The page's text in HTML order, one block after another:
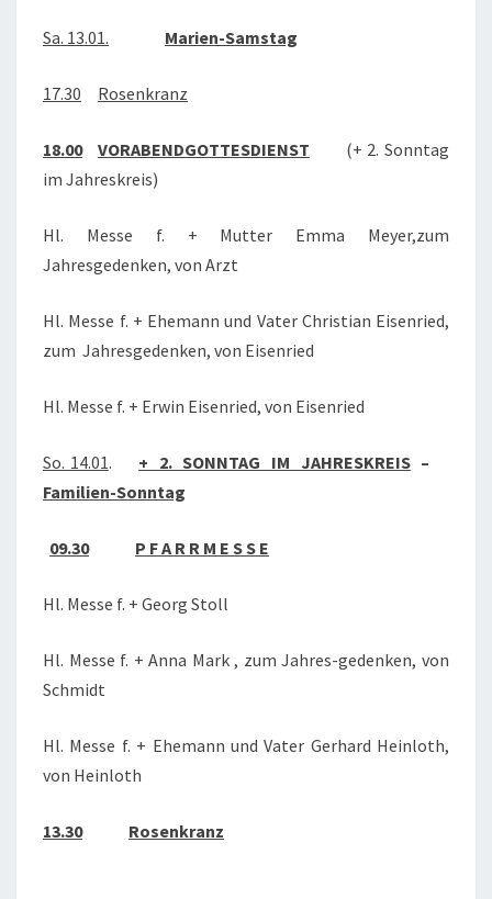
Sa. 13.01. Marien-Samstag
17.30 Rosenkranz
18.00 VORABENDGOTTESDIENST (+ 2. Sonntag
im Jahreskreis)
Hl. Messe f. + Mutter Emma Meyer,zum
Jahresgedenken, von Arzt
Hl. Messe f. + Ehemann und Vater Christian Eisenried,
zum Jahresgedenken, von Eisenried
Hl. Messe f. + Erwin Eisenried, von Eisenried
So. 14.01. + 2. SONNTAG IM JAHRESKREIS–
Familien-Sonntag
09.30 P F A R R M E S S E
Hl. Messe f. + Georg Stoll
Hl. Messe f. + Anna Mark , zum Jahres-gedenken, von
Schmidt
Hl. Messe f. + Ehemann und Vater Gerhard Heinloth,
von Heinloth
13.30 Rosenkranz